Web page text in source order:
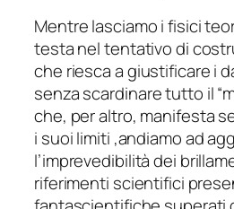
Mentre lasciamo i fisici
testa nel tentativo di
che riesca a giustificare i
senza scardinare tutto il
che, per altro, manifesta
i suoi limiti ,andiamo ad
l’imprevedibilità dei
riferimenti scientifici